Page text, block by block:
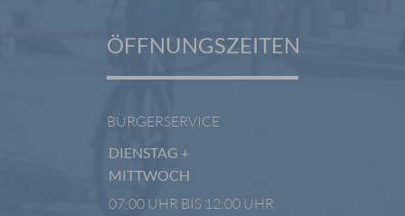
ÖFFNUNGSZEITEN
BÜRGERSERVICE
DIENSTAG +
MITTWOCH
07:00 UHR BIS 12:00 UHR